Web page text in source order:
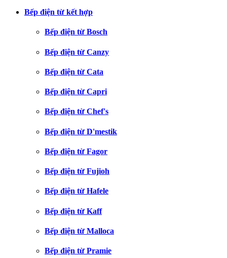
Bếp điện từ kết hợp
Bếp điện từ Bosch
Bếp điện từ Canzy
Bếp điện từ Cata
Bếp điện từ Capri
Bếp điện từ Chef's
Bếp điện từ D'mestik
Bếp điện từ Fagor
Bếp điện từ Fujioh
Bếp điện từ Hafele
Bếp điện từ Kaff
Bếp điện từ Malloca
Bếp điện từ Pramie